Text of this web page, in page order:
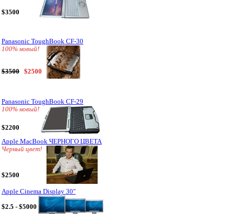
$3500
Panasonic ToughBook CF-30
100% новый!
$3500 $2500
Panasonic ToughBook CF-29
100% новый!
$2200
Apple MacBook ЧЕРНОГО ЦВЕТА
Черный цвет!
$2500
Apple Cinema Display 30"
$2.5 - $5000